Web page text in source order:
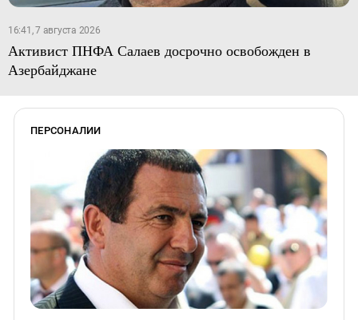
16:41, 7 августа 2026
Активист ПНФА Салаев досрочно освобожден в
Азербайджане
ПЕРСОНАЛИИ